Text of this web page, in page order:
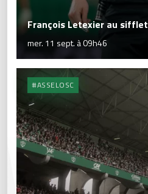
François Letexier au sifflet
mer. 11 sept. à 09h46
#ASSELOSC